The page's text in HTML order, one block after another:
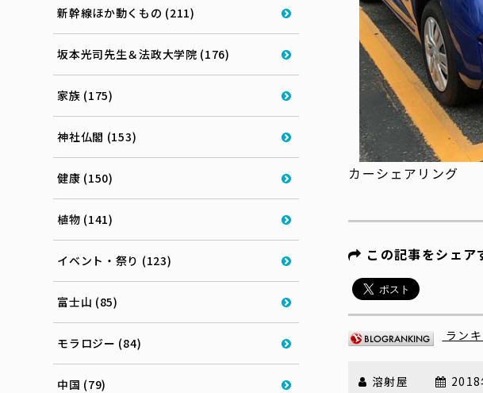
カーシェアリング
この記事をシェア
ラン
溶射屋
新幹線ほか動くもの (211)
坂本光司先生＆法政大学院 (176)
家族 (175)
神社仏閣 (153)
健康 (150)
植物 (141)
イベント・祭り (123)
富士山 (85)
モラロジー (84)
中国 (79)